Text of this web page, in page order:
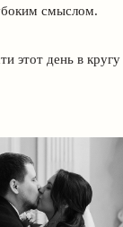
смыслом.
этот день в